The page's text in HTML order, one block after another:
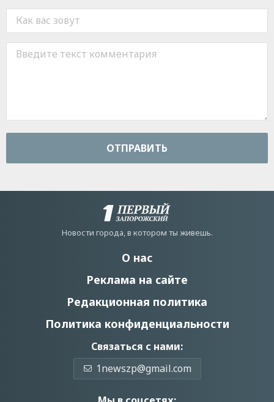
ОТПРАВИТЬ
Новости города, в котором ты живешь.
О нас
Реклама на сайте
Редакционная политика
Политика конфиденциальности
Связаться с нами:
1newszp@gmail.com